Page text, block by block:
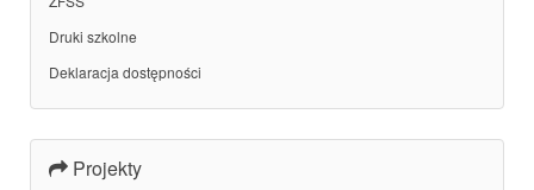
Druki szkolne
Deklaracja dostępności
Projekty